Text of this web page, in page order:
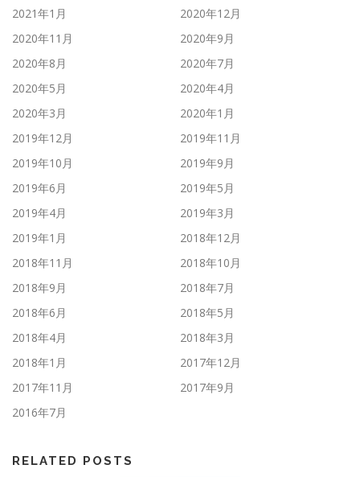
2021年1月
2020年12月
2020年11月
2020年9月
2020年8月
2020年7月
2020年5月
2020年4月
2020年3月
2020年1月
2019年12月
2019年11月
2019年10月
2019年9月
2019年6月
2019年5月
2019年4月
2019年3月
2019年1月
2018年12月
2018年11月
2018年10月
2018年9月
2018年7月
2018年6月
2018年5月
2018年4月
2018年3月
2018年1月
2017年12月
2017年11月
2017年9月
2016年7月
RELATED POSTS